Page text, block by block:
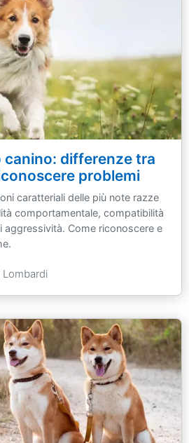
canino: differenze tra
problemi
caratteriali delle più note razze
comportamentale, compatibilità
aggressività. Come riconoscere e